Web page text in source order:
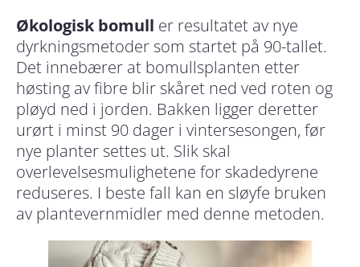
Økologisk bomull er resultatet av nye
dyrkningsmetoder som startet på 90-tallet.
Det innebærer at bomullsplanten etter
høsting av fibre blir skåret ned ved roten og
pløyd ned i jorden. Bakken ligger deretter
urørt i minst 90 dager i vintersesongen, før
nye planter settes ut. Slik skal
overlevelsesmulighetene for skadedyrene
reduseres. I beste fall kan en sløyfe bruken
av plantevernmidler med denne metoden.